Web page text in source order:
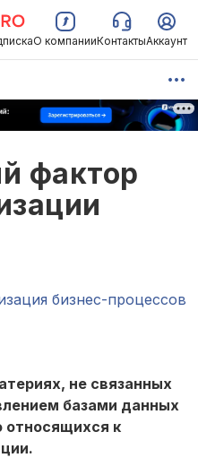
О компанииКонтактыАккаунт
фактор
бизнес-процессов
не связанных
базами данных
относящихся к